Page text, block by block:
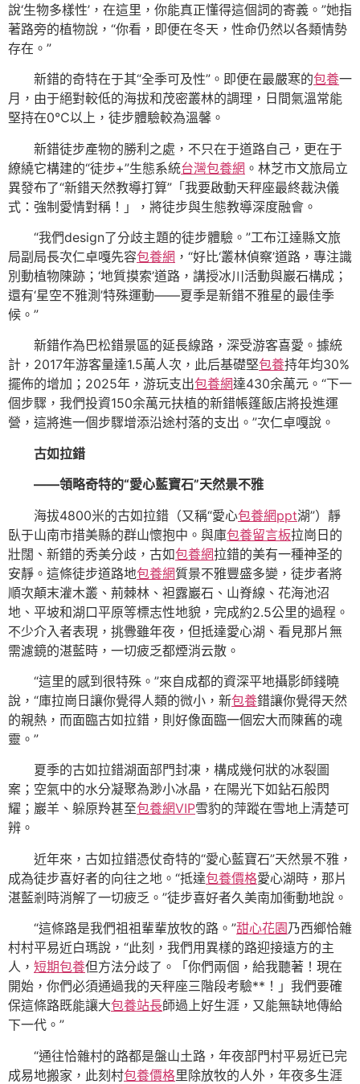
說‘生物多樣性’，在這里，你能真正懂得這個詞的寄義。”她指
著路旁的植物說，“你看，即便在冬天，性命仍然以各類情勢
存在。”
新錯的奇特在于其“全季可及性”。即便在最嚴寒的包養一
月，由于絕對較低的海拔和茂密叢林的調理，日間氣溫常能
堅持在0℃以上，徒步體驗較為溫馨。
新錯徒步產物的勝利之處，不只在于道路自己，更在于
繚繞它構建的“徒步+”生態系統台灣包養網 。林芝市文旅局立
異發布了“新錯天然教導打算”「我要啟動天秤座最終裁決儀
式：強制愛情對稱！」，將徒步與生態教導深度融會。
“我們design了分歧主題的徒步體驗。”工布江達縣文旅
局副局長次仁卓嘎先容包養網 ，“好比‘叢林偵察’道路，專注識
別動植物陳跡；‘地質摸索’道路，講授冰川活動與巖石構成；
還有‘星空不雅測’特殊運動——夏季是新錯不雅星的最佳季
候。”
新錯作為巴松錯景區的延長線路，深受游客喜愛。據統
計，2017年游客量達1.5萬人次，此后基礎堅包養持年均30%
擺佈的增加；2025年，游玩支出包養網達430余萬元。“下一
個步驟，我們投資150余萬元扶植的新錯帳篷飯店將投進運
營，這將進一個步驟增添沿途村落的支出。”次仁卓嘎說。
古如拉錯
——領略奇特的“愛心藍寶石”天然景不雅
海拔4800米的古如拉錯（又稱“愛心包養網ppt湖”）靜
臥于山南市措美縣的群山懷抱中。與庫包養留言板拉崗日的
壯闊、新錯的秀美分歧，古如包養網拉錯的美有一種神圣的
安靜。這條徒步道路地包養網質景不雅豐盛多變，徒步者將
順次顛末灌木叢、荊棘林、袒露巖石、山脊線、花海池沼
地、平坡和湖口平原等標志性地貌，完成約2.5公里的過程。
不少介入者表現，挑釁雖年夜，但抵達愛心湖、看見那片無
需濾鏡的湛藍時，一切疲乏都煙消云散。
“這里的感到很特殊。”來自成都的資深平地攝影師錢曉
說，“庫拉崗日讓你覺得人類的微小，新包養錯讓你覺得天然
的親熱，而面臨古如拉錯，則好像面臨一個宏大而陳舊的魂
靈。”
夏季的古如拉錯湖面部門封凍，構成幾何狀的冰裂圖
案；空氣中的水分凝聚為渺小冰晶，在陽光下如鉆石般閃
耀；巖羊、躲原羚甚至包養網VIP雪豹的萍蹤在雪地上清楚可
辨。
近年來，古如拉錯憑仗奇特的“愛心藍寶石”天然景不雅，
成為徒步喜好者的向往之地。“抵達包養價格愛心湖時，那片
湛藍剎時消解了一切疲乏。”徒步喜好者久美南加衝動地說。
“這條路是我們祖祖輩輩放牧的路。”甜心花園乃西鄉恰雜
村村平易近白瑪說，“此刻，我們用異樣的路迎接遠方的主
人， 短期包養但方法分歧了。「你們兩個，給我聽著！現在
開始，你們必須通過我的天秤座三階段考驗**！」我們要確
保這條路既能讓大包養站長師過上好生涯，又能無缺地傳給
下一代。”
“通往恰雜村的路都是盤山土路，年夜部門村平易近已完
成易地搬家，此刻村包養價格里除放牧的人外，年夜多生涯